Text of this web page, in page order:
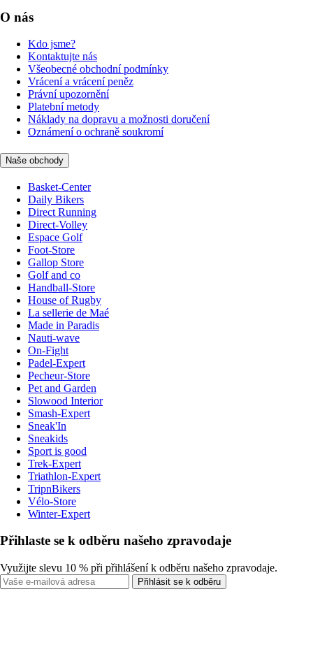
O nás
Kdo jsme?
Kontaktujte nás
Všeobecné obchodní podmínky
Vrácení a vrácení peněz
Právní upozornění
Platební metody
Náklady na dopravu a možnosti doručení
Oznámení o ochraně soukromí
Naše obchody
Basket-Center
Daily Bikers
Direct Running
Direct-Volley
Espace Golf
Foot-Store
Gallop Store
Golf and co
Handball-Store
House of Rugby
La sellerie de Maé
Made in Paradis
Nauti-wave
On-Fight
Padel-Expert
Pecheur-Store
Pet and Garden
Slowood Interior
Smash-Expert
Sneak'In
Sneakids
Sport is good
Trek-Expert
Triathlon-Expert
TripnBikers
Vélo-Store
Winter-Expert
Přihlaste se k odběru našeho zpravodaje
Využijte slevu 10 % při přihlášení k odběru našeho zpravodaje.
Přihlásit se k odběru